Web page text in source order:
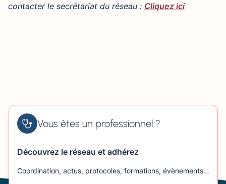
contacter le secrétariat du réseau : Cliquez ici
Vous êtes un professionnel ?
Découvrez le réseau et adhérez
Coordination, actus, protocoles, formations, évènements…